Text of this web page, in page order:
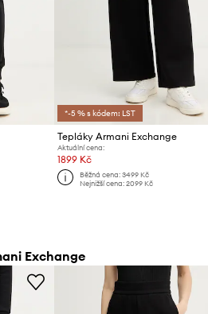
*-5 % s kódem: LST
Tepláky Armani Exchange
Aktuální cena:
1899 Kč
Běžná cena: 3499 Kč
Nejnižší cena: 2099 Kč
Exchange